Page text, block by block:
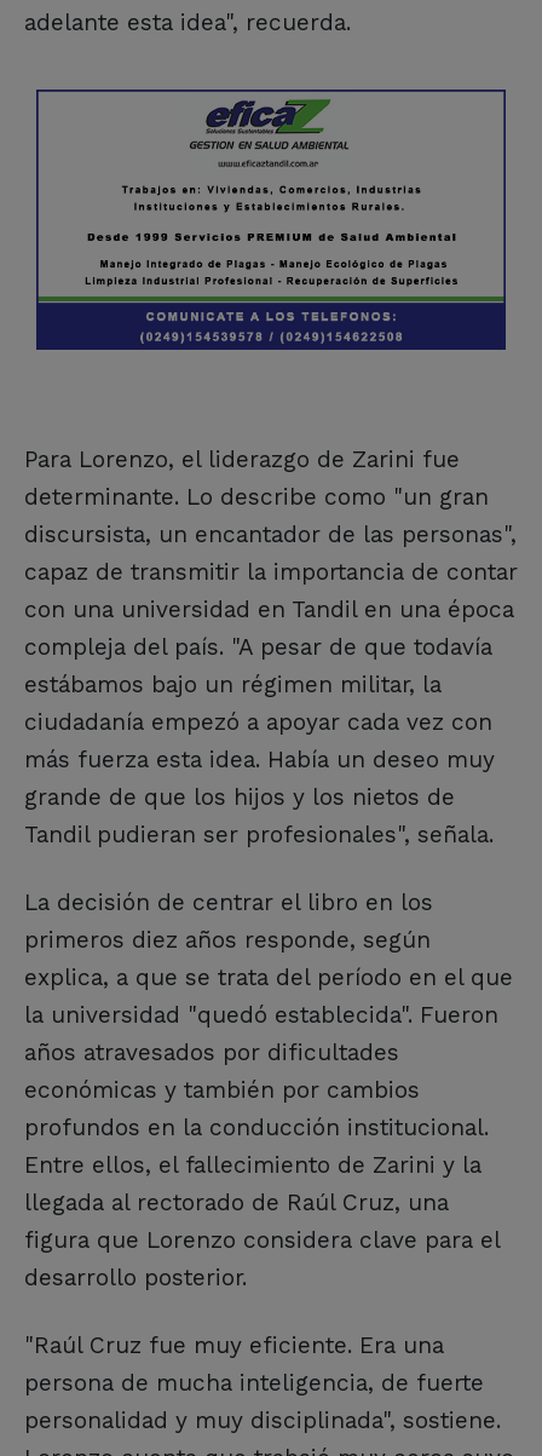
adelante esta idea", recuerda.
Para Lorenzo, el liderazgo de Zarini fue
determinante. Lo describe como "un gran
discursista, un encantador de las personas",
capaz de transmitir la importancia de contar
con una universidad en Tandil en una época
compleja del país. "A pesar de que todavía
estábamos bajo un régimen militar, la
ciudadanía empezó a apoyar cada vez con
más fuerza esta idea. Había un deseo muy
grande de que los hijos y los nietos de
Tandil pudieran ser profesionales", señala.
La decisión de centrar el libro en los
primeros diez años responde, según
explica, a que se trata del período en el que
la universidad "quedó establecida". Fueron
años atravesados por dificultades
económicas y también por cambios
profundos en la conducción institucional.
Entre ellos, el fallecimiento de Zarini y la
llegada al rectorado de Raúl Cruz, una
figura que Lorenzo considera clave para el
desarrollo posterior.
"Raúl Cruz fue muy eficiente. Era una
persona de mucha inteligencia, de fuerte
personalidad y muy disciplinada", sostiene.